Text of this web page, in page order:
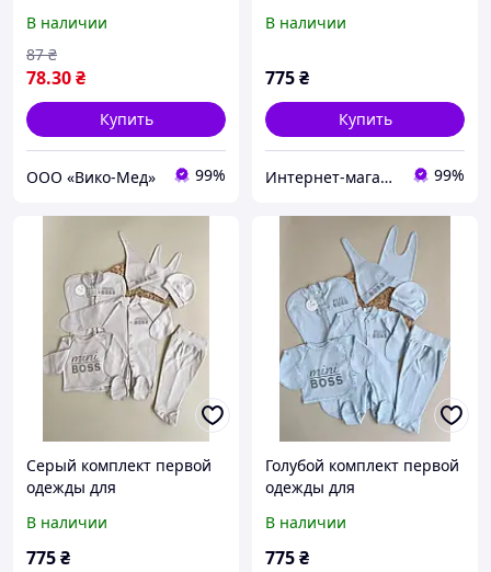
стерильный Неман
В наличии
78.30₴
87 ₴
Купить
ООО «Вико-Мед» 99%
В наличии
775₴
Купить
Интернет-магазин для настоящих мам 99%
Серый комплект первой
одежды для
boss" (7 единиц) Lari
В наличии
775₴
Голубой комплект первой
одежды для
boss" (7 единиц) Lari
В наличии
775₴